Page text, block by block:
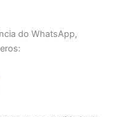
do WhatsApp,